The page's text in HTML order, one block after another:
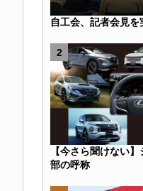
自工会、記者会見を
【今さら聞けない
部の呼称